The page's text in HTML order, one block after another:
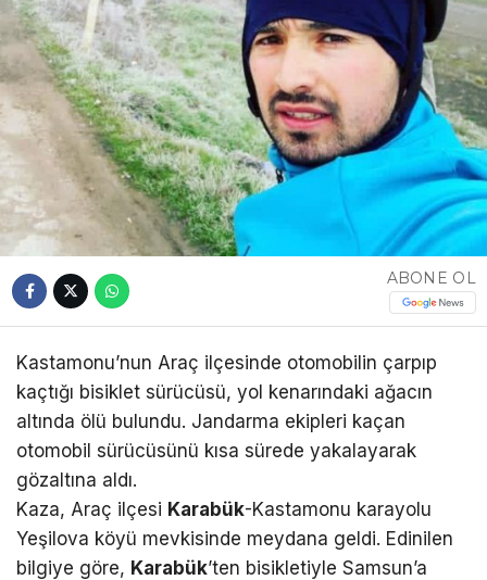
ABONE OL
Kastamonu’nun Araç ilçesinde otomobilin çarpıp
kaçtığı bisiklet sürücüsü, yol kenarındaki ağacın
altında ölü bulundu. Jandarma ekipleri kaçan
otomobil sürücüsünü kısa sürede yakalayarak
gözaltına aldı.
Kaza, Araç ilçesi Karabük-Kastamonu karayolu
Yeşilova köyü mevkisinde meydana geldi. Edinilen
bilgiye göre, Karabük’ten bisikletiyle Samsun’a